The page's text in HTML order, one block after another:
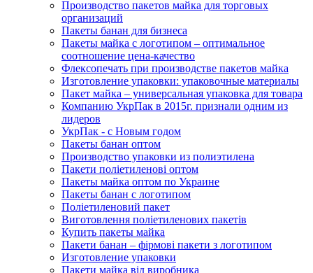
Производство пакетов майка для торговых
организаций
Пакеты банан для бизнеса
Пакеты майка с логотипом – оптимальное
соотношение цена-качество
Флексопечать при производстве пакетов майка
Изготовление упаковки: упаковочные материалы
Пакет майка – универсальная упаковка для товара
Компанию УкрПак в 2015г. признали одним из
лидеров
УкрПак - с Новым годом
Пакеты банан оптом
Производство упаковки из полиэтилена
Пакети поліетиленові оптом
Пакеты майка оптом по Украине
Пакеты банан с логотипом
Поліетиленовий пакет
Виготовлення поліетиленових пакетів
Купить пакеты майка
Пакети банан – фірмові пакети з логотипом
Изготовление упаковки
Пакети майка від виробника